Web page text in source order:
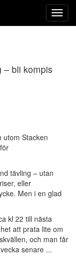
– bli kompis
utom Stacken
tävling – utan
eller
Men i en glad
kl 22 till nästa
att prata lite om
och man får
senare ...